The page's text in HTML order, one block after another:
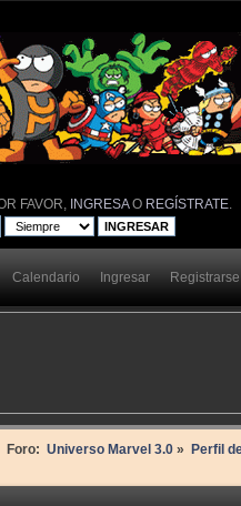
FAVOR, INGRESAO REGÍSTRATE
Calendario Ingresar Registrarse
Foro: Universo Marvel 3.0» Perfil